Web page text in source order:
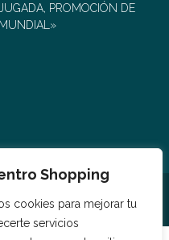
Shopping
cookies para mejorar tu
servicios
JUGADA, PROMOCIÓN DE
MUNDIAL»
reservados